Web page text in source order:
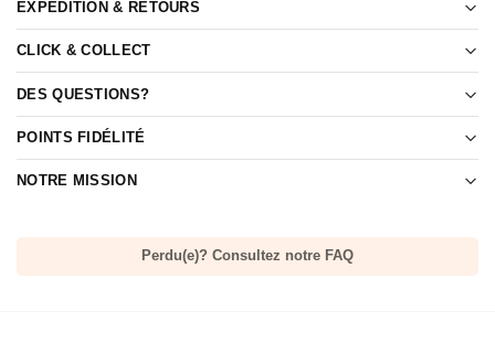
EXPÉDITION & RETOURS
CLICK & COLLECT
DES QUESTIONS?
POINTS FIDÉLITÉ
NOTRE MISSION
Perdu(e)? Consultez notre FAQ